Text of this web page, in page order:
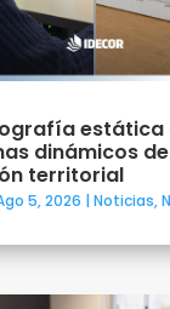
estática
dinámicos de
territorial
5, 2026 | Noticias,